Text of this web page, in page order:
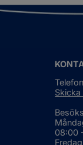
08:00
Fredag